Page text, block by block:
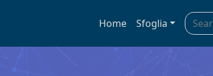
Home Sfoglia